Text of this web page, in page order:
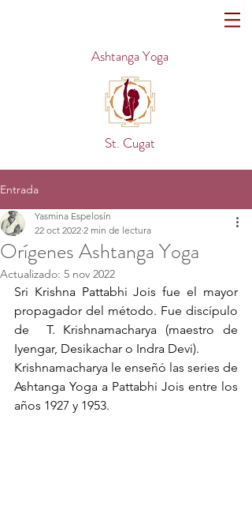
Ashtanga Yoga
St. Cugat
Entrada
Orígenes Ashtanga Yoga
Yasmina Espelosín
22 oct 2022 2 min de lectura
Actualizado: 5 nov 2022
Sri Krishna Pattabhi Jois fue el mayor
propagador del método. Fue discípulo
de  T. Krishnamacharya (maestro de
Iyengar, Desikachar o Indra Devi).
Krishnamacharya le enseñó las series de
Ashtanga Yoga a Pattabhi Jois entre los
años 1927 y 1953.